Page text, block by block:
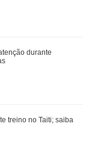
após cirurgia para
íntima em fotos de
durante
treino no Taiti; saiba